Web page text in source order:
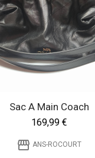
Sac A Main Coach
169,99 €
storefront ANS-ROCOURT